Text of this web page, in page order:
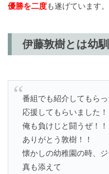
優勝を二度も遂げています。
伊藤敦樹とは幼
番組でも紹介してもら
応援してもらいました！
俺も負けじと闘うぜ！！
ありがとう敦樹！！
懐かしの幼稚園の時、
真も添えて